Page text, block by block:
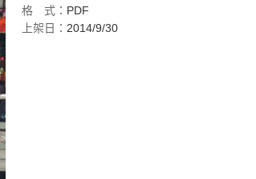
格
式： PDF
上架日： 2014/9/30